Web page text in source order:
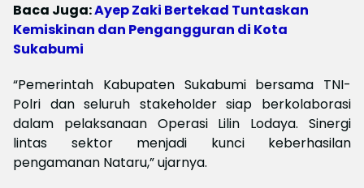
Baca Juga:Ayep Zaki Bertekad Tuntaskan
Kemiskinan dan Pengangguran di Kota
Sukabumi
“Pemerintah Kabupaten Sukabumi bersama TNI-
Polri dan seluruh stakeholder siap berkolaborasi
dalam pelaksanaan Operasi Lilin Lodaya. Sinergi
lintas sektor menjadi kunci keberhasilan
pengamanan Nataru,” ujarnya.